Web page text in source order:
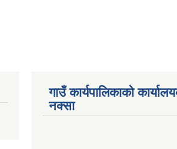
गाउँ कार्यपालिकाको
नक्सा